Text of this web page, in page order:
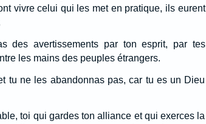
vivre celui qui les met en pratique, ils eurent
des avertissements par ton esprit, par tes
les mains des peuples étrangers.
tu ne les abandonnas pas, car tu es un Dieu
toi qui gardes ton alliance et qui exerces la